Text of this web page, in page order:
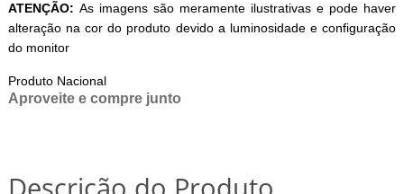
ATENÇÃO: As imagens são meramente ilustrativas e pode haver
alteração na cor do produto devido a luminosidade e configuração
do monitor
Produto Nacional
Aproveite e compre junto